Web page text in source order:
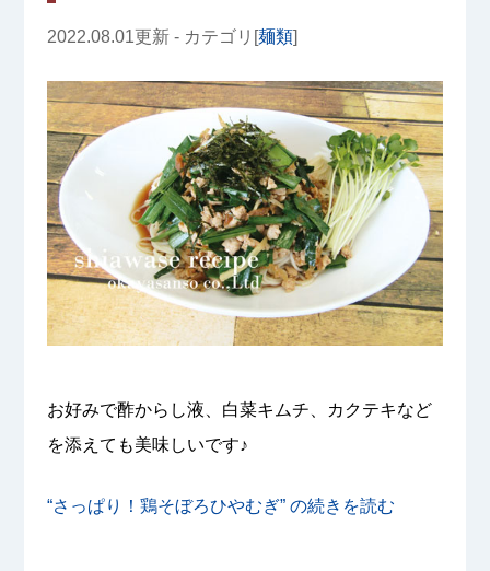
2022.08.01更新 - カテゴリ[麺類]
お好みで酢からし液、白菜キムチ、カクテキなど
を添えても美味しいです♪
“さっぱり！鶏そぼろひやむぎ” の続きを読む